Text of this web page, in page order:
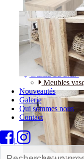
Meubles
Nouveautés
Galerie
Qui sommes nous
Contact
|
Bureaux
SALLE DE BAIN